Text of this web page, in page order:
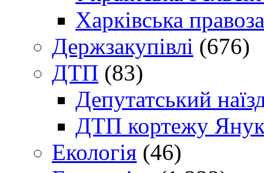
Харківська
Держзакупівлі (676)
ДТП (83)
Депутатський
ДТП кортежу
Екологія (46)